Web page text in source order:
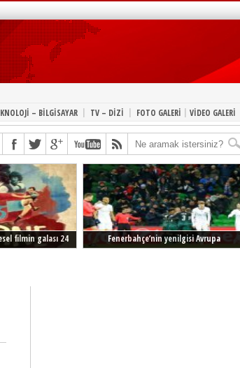
– BİLGİSAYAR | TV – DİZİ | FOTO GALERİ | VİDEO GALERİ
filmin galası 24
Fenerbahçe’nin yenilgisi Avrupa